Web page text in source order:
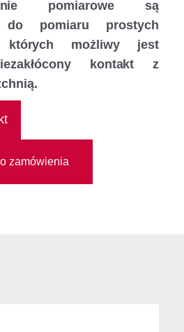
pomiarowe są
do pomiaru prostych
których możliwy jest
kontakt z
zamówienia